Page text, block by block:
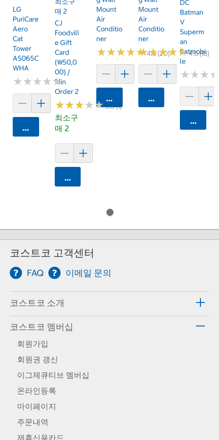
LG
PuriCare
Aero
Cat
Tower
AS065C
WHA
★★★★★
★★★★★
카트에 담기
매 2
CJ
Foodvill
E Gift
Card
(₩50,0
00) /
Min
Order 2
★★★★★
★★★★★3.0 (1)
최소구
매 2
카트에 담기
Mount
Air
Conditio
Ner
★★★★★
★★★★★4.6 (20)
카트에 담기
Mount
Air
Conditio
Ner
★★★★★
★★★★★4.6 (18)
카트에 담기
DC
Batman
V
Superm
An
Batmobi
Le
★★★
★★★
카트에
코스트코 고객센터
FAQ 이메일 문의
코스트코 소개
코스트코 멤버십
회원가입
회원권 갱신
이그제큐티브 멤버십
온라인등록
마이페이지
주문내역
제휴신용카드